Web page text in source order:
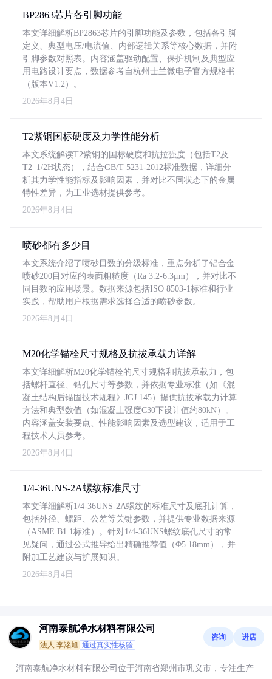
BP2863芯片各引脚功能
本文详细解析BP2863芯片的引脚功能及参数，包括各引脚
定义、典型电压/电流值、内部逻辑关系等核心数据，并附
引脚参数对照表。内容涵盖驱动配置、保护机制及典型应
用电路设计要点，数据参考自杭州士兰微电子官方规格书
（版本V1.2）。
2026年8月4日
T2紫铜国标硬度及力学性能分析
本文系统解读T2紫铜的国标硬度和抗拉强度（包括T2及
T2_1/2H状态），结合GB/T 5231-2012标准数据，详细分
析其力学性能指标及影响因素，并对比不同状态下的金属
特性差异，为工业选材提供参考。
2026年8月4日
喷砂都有多少目
本文系统介绍了喷砂目数的分级标准，重点分析了铝合金
喷砂200目对应的表面粗糙度（Ra 3.2-6.3μm），并对比不
同目数的应用场景。数据来源包括ISO 8503-1标准和行业
实践，帮助用户根据需求选择合适的喷砂参数。
2026年8月4日
M20化学锚栓尺寸规格及抗拔承载力详解
本文详细解析M20化学锚栓的尺寸规格和抗拔承载力，包
括螺杆直径、钻孔尺寸等参数，并依据专业标准（如《混
凝土结构后锚固技术规程》JGJ 145）提供抗拔承载力计算
方法和典型数值（如混凝土强度C30下设计值约80kN）。
内容涵盖安装要点、性能影响因素及选型建议，适用于工
程技术人员参考。
2026年8月4日
1/4-36UNS-2A螺纹标准尺寸
本文详细解析1/4-36UNS-2A螺纹的标准尺寸及底孔计算，
包括外径、螺距、公差等关键参数，并提供专业数据来源
（ASME B1.1标准）。针对1/4-36UNS螺纹底孔尺寸的常
见疑问，通过公式推导给出精确推荐值（Φ5.18mm），并
附加工艺建议与扩展知识。
2026年8月4日
河南泰航净水材料有限公司
法人:李洺旭 通过真实性核验
咨询 进店
河南泰航净水材料有限公司位于河南省郑州市巩义市，专注生产